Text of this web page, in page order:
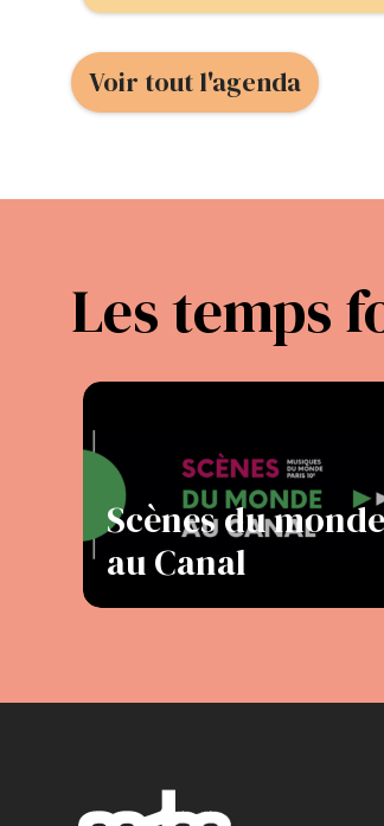
Voir tout l'agenda
Les temps
Scènes du monde
au Canal